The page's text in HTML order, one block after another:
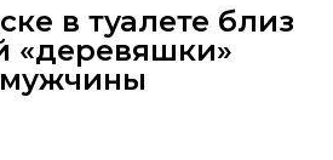
в туалете близ
«деревяшки»